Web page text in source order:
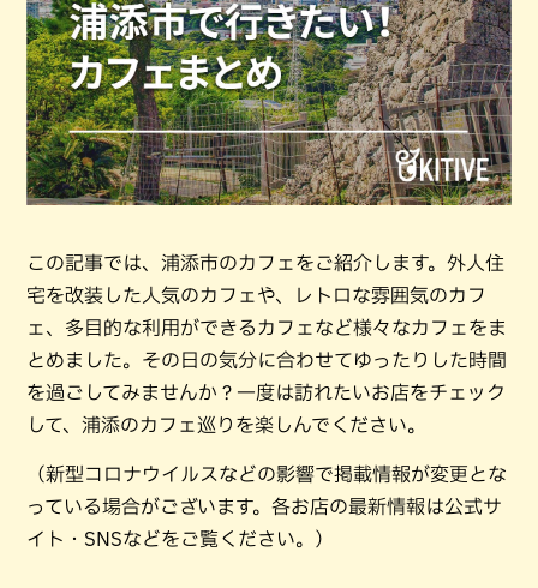
この記事では、浦添市のカフェをご紹介します。外人住
宅を改装した人気のカフェや、レトロな雰囲気のカフ
ェ、多目的な利用ができるカフェなど様々なカフェをま
とめました。その日の気分に合わせてゆったりした時間
を過ごしてみませんか？一度は訪れたいお店をチェック
して、浦添のカフェ巡りを楽しんでください。
（新型コロナウイルスなどの影響で掲載情報が変更とな
っている場合がございます。各お店の最新情報は公式サ
イト・SNSなどをご覧ください。）